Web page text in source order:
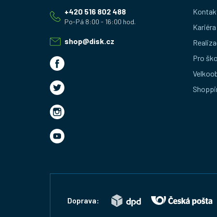
shop@disk.cz
+420 516 802 488
Kariéra
Pro
Doprava: